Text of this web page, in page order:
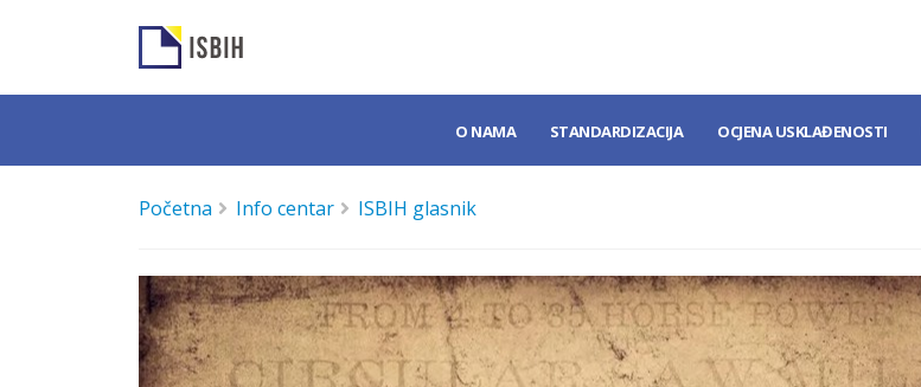
O NAMA STANDARDIZACIJA OCJENA USKLAĐENOSTI
Početna Info centar ISBIH glasnik